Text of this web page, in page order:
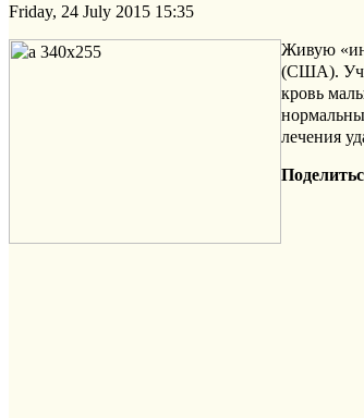
Friday, 24 July 2015 15:35
Живую
(США).
кровь
лечения